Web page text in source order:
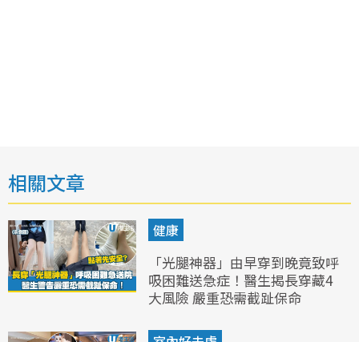
相關文章
健康
「光腿神器」由早穿到晚竟致呼
吸困難送急症！醫生揭長穿藏4
大風險 嚴重恐需截趾保命